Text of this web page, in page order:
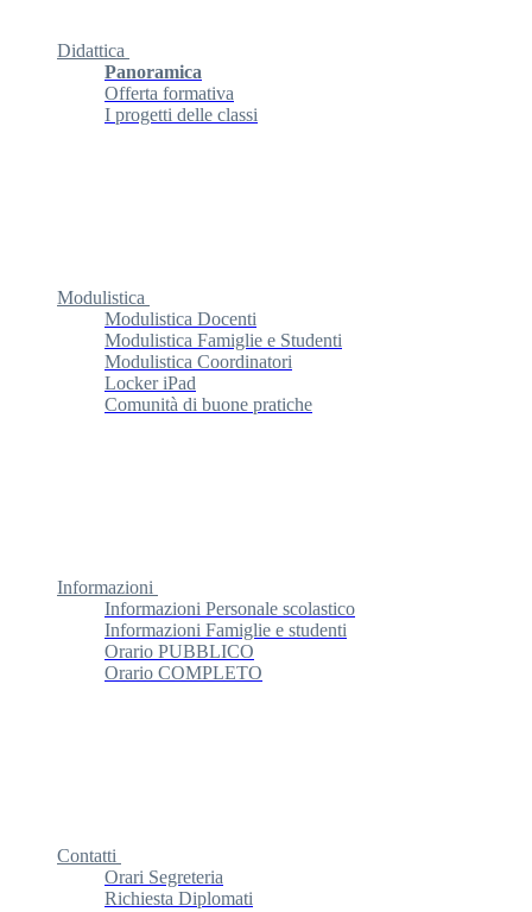
Didattica
Panoramica
Offerta formativa
I progetti delle classi
Modulistica
Modulistica Docenti
Modulistica Famiglie e Studenti
Modulistica Coordinatori
Locker iPad
Comunità di buone pratiche
Informazioni
Informazioni Personale scolastico
Informazioni Famiglie e studenti
Orario PUBBLICO
Orario COMPLETO
Contatti
Orari Segreteria
Richiesta Diplomati